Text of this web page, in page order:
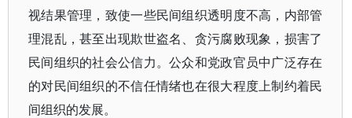
视结果管理，致使一些民间组织透明度不高，内部管
理混乱，甚至出现欺世盗名、贪污腐败现象，损害了
民间组织的社会公信力。公众和党政官员中广泛存在
的对民间组织的不信任情绪也在很大程度上制约着民
间组织的发展。